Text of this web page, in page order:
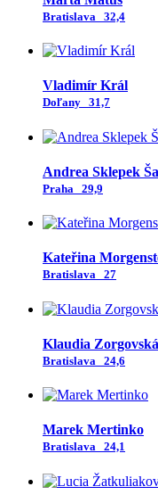
Bratislava 32,4
Vladimír Král
Doľany 31,7
Andrea Sklepek
Praha 29,9
Kateřina
Bratislava 27
Klaudia Zorgovská
Bratislava 24,6
Marek Mertinko
Bratislava 24,1